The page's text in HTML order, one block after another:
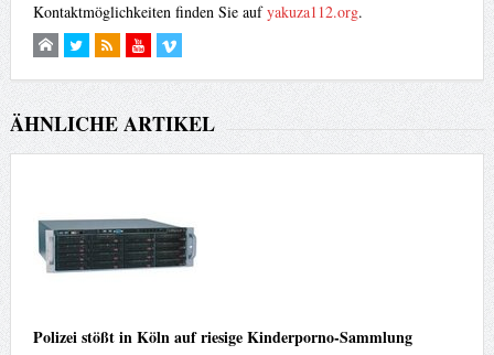
Kontaktmöglichkeiten finden Sie aufyakuza112.org.
ÄHNLICHE ARTIKEL
Polizei stößt in Köln auf riesige Kinderporno-Sammlung